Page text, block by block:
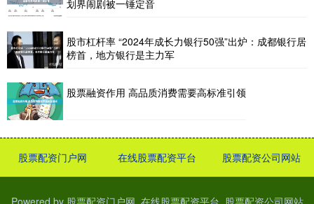
划界闹剧被一锤定音
股市杠杆率 “2024年成长力银行50强”出炉：成都银行居
榜首，地方银行是主力军
股票融资作用 高品质消费需要高标准引领
股票配资门户网 在线股票配资平台 股票配资公司网站
Powered by 股票配资门户网_在线股票配资平台_股票配资公司网站